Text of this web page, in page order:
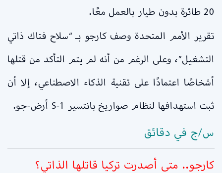
20 طائرة بدون طيار بالعمل معًا.
تقرير الأمم المتحدة وصف كارجو بـ “سلاح فتاك ذاتي
التشغيل”، وعلى الرغم من أنه لم يتم التأكد من قتلها
أشخاصًا اعتمادًا على تقنية الذكاء الاصطناعي، إلا أن
ثبت استهدافها لنظام صواريخ بانتسير S-1 أرض-جو.
س/ج في دقائق
كارجو.. متى أصدرت تركيا قاتلها الذاتي؟